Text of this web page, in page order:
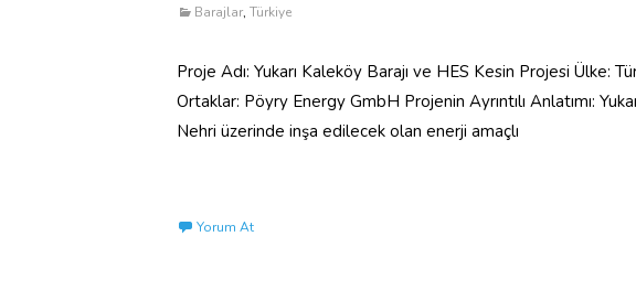
Barajlar, Türkiye
Proje Adı: Yukarı Kaleköy Barajı ve HES Kesin Projesi Ülke:
Ortaklar: Pöyry Energy GmbH Projenin Ayrıntılı Anlatımı:
Nehri üzerinde inşa edilecek olan enerji amaçlı
Yorum At